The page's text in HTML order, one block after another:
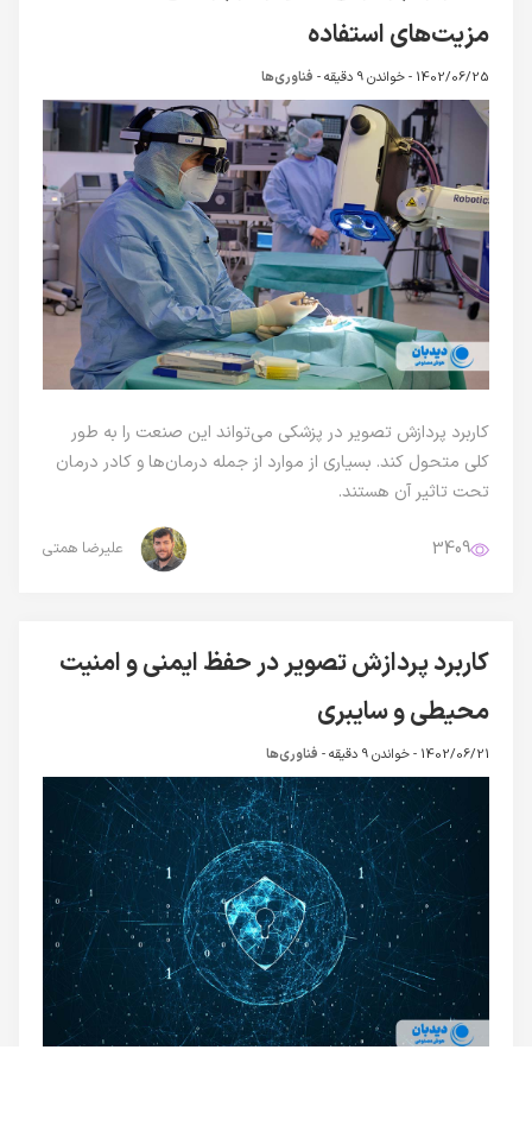
مزیت‌های استفاده
1402/06/25 - خواندن 9 دقیقه - فناوری‌ها
کاربرد پردازش تصویر در پزشکی می‌تواند این صنعت را به طور
کلی متحول کند. بسیاری از موارد از جمله درمان‌ها و کادر درمان
تحت تاثیر آن هستند.
3409 علیرضا همتی
کاربرد پردازش تصویر در حفظ ایمنی و امنیت
محیطی و سایبری
1402/06/21 - خواندن 9 دقیقه - فناوری‌ها